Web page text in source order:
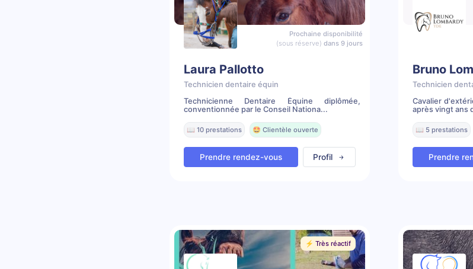
Prochaine disponibilité
(sous réserve) dans 9 jours
Laura Pallotto
Technicien dentaire équin
Technicienne Dentaire Équine diplômée,
conventionnée par le Conseil Nationa...
📖 10 prestations 🤩 Clientèle ouverte
Prendre rendez-vous Profil
Bruno
Technicien
Cavalier
après vingt ans
📖 5 prestations
Prendre
⚡️ Très réactif